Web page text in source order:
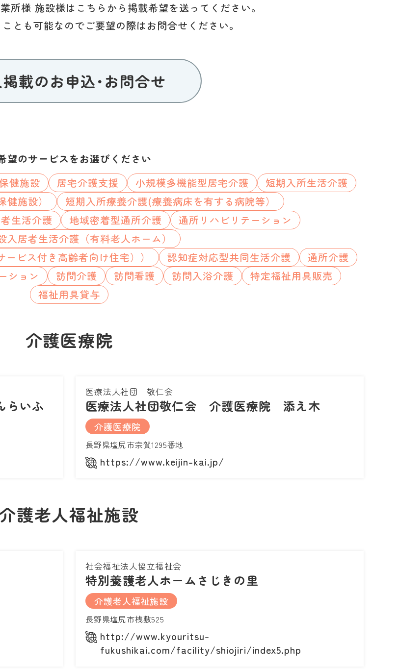
所様 施設様はこちらから掲載希望を送ってください。
とも可能なのでご要望の際はお問合せください。
載のお申込･お問合せ
望のサービスをお選びください
健施設 居宅介護支援 小規模多機能型居宅介護
短期入所生活介護
施設）
短期入所療養介護(療養病床を有する病院等）
生活介護
地域密着型通所介護
通所リハビリテーション
入居者生活介護（有料老人ホーム）
ビス付き高齢者向け住宅））
認知症対応型共同生活介護
通所介護
ション 訪問介護 訪問看護 訪問入浴介護
特定福祉用具販売
福祉用具貸与
介護医療院
らいふ
医療法人社団 敬仁会
医療法人社団敬仁会 介護医療院 添え木
介護医療院
長野県塩尻市宗賀1295番地
https://www.keijin-kai.jp/
介護老人福祉施設
社会福祉法人協立福祉会
特別養護老人ホームさじきの里
介護老人福祉施設
長野県塩尻市桟敷525
http://www.kyouritsu-
fukushikai.com/facility/shiojiri/index5.php